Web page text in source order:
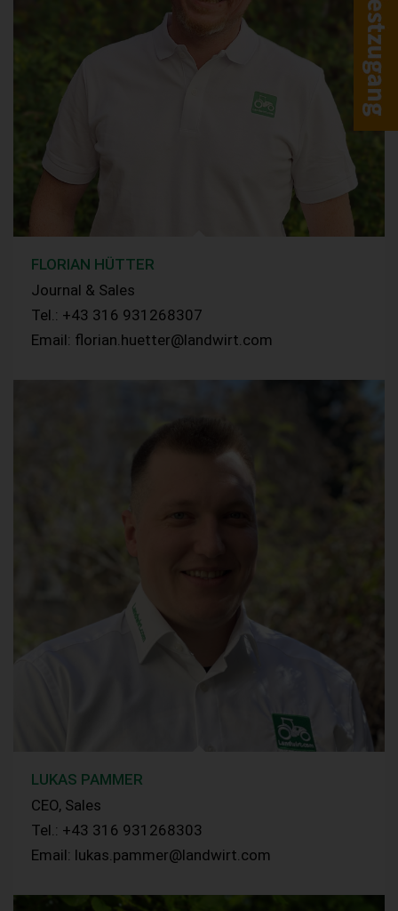
FLORIAN HÜTTER
Journal & Sales
Tel.: +43 316 931268307
Email: florian.huetter@landwirt.com
LUKAS PAMMER
CEO, Sales
Tel.: +43 316 931268303
Email: lukas.pammer@landwirt.com